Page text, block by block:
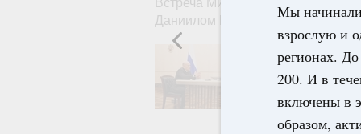
Мы
взрослую и
регионах.
200. И в
включены в
образом,
Встреча Михаила Мишустина с
Даниилом Егоровым
текущей
систему и
организация
детьми,